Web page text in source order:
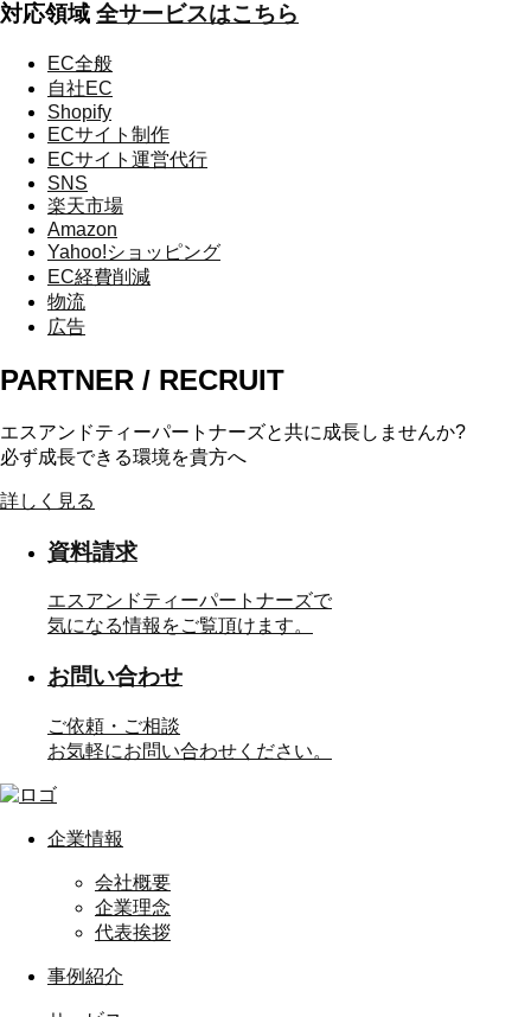
対応領域 全サービスはこちら
EC全般
自社EC
Shopify
ECサイト制作
ECサイト運営代行
SNS
楽天市場
Amazon
Yahoo!ショッピング
EC経費削減
物流
広告
PARTNER / RECRUIT
エスアンドティーパートナーズと共に成長しませんか?
必ず成長できる環境を貴方へ
詳しく見る
資料請求
エスアンドティーパートナーズで
気になる情報をご覧頂けます。
お問い合わせ
ご依頼・ご相談
お気軽にお問い合わせください。
企業情報
会社概要
企業理念
代表挨拶
事例紹介